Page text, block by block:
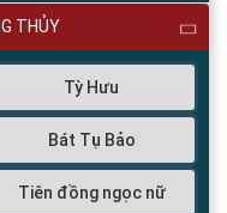
THỦY
Tỳ Hưu
Bát Tụ Bảo
Tiên đồng ngọc nữ